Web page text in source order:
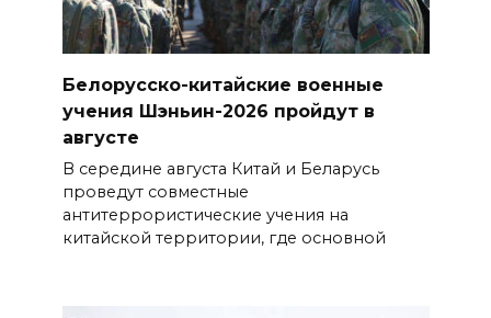
Белорусско-китайские военные
учения Шэньин-2026 пройдут в
августе
В середине августа Китай и Беларусь
проведут совместные
антитеррористические учения на
китайской территории, где основной